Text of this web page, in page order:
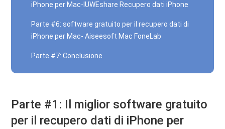
iPhone per Mac-IUWEshare Recupero dati iPhone
Parte #6: software gratuito per il recupero dati di
iPhone per Mac- Aiseesoft Mac FoneLab
Parte #7: Conclusione
Parte #1: Il miglior software gratuito
per il recupero dati di iPhone per